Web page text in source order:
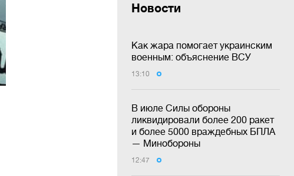
Новости
Как жара помогает украинским
военным: объяснение ВСУ
13:10
В июле Силы обороны
ликвидировали более 200 ракет
и более 5000 враждебных БПЛА
— Минобороны
12:47